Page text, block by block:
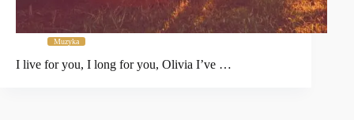
Muzyka
I live for you, I long for you, Olivia I’ve …